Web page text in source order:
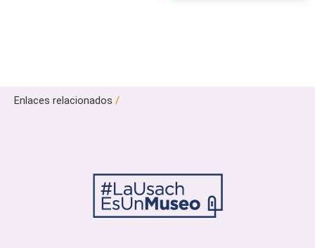
Enlaces relacionados /